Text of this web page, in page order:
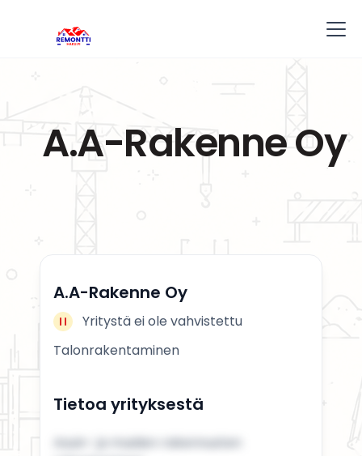
A.A-Rakenne Oy
A.A-Rakenne Oy
Yritystä ei ole vahvistettu
Talonrakentaminen
Tietoa yrityksestä
Asuin- ja muiden rakennusten